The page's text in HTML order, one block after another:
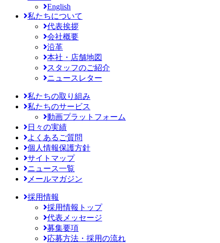
English
私たちについて
代表挨拶
会社概要
沿革
本社・店舗地図
スタッフのご紹介
ニュースレター
私たちの取り組み
私たちのサービス
動画プラットフォーム
日々の実績
よくあるご質問
個人情報保護方針
サイトマップ
ニュース一覧
メールマガジン
採用情報
採用情報トップ
代表メッセージ
募集要項
応募方法・採用の流れ